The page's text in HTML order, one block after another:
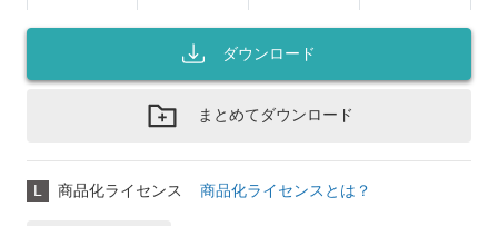
ダウンロード
まとめてダウンロード
L 商品化ライセンス 商品化ライセンスとは？